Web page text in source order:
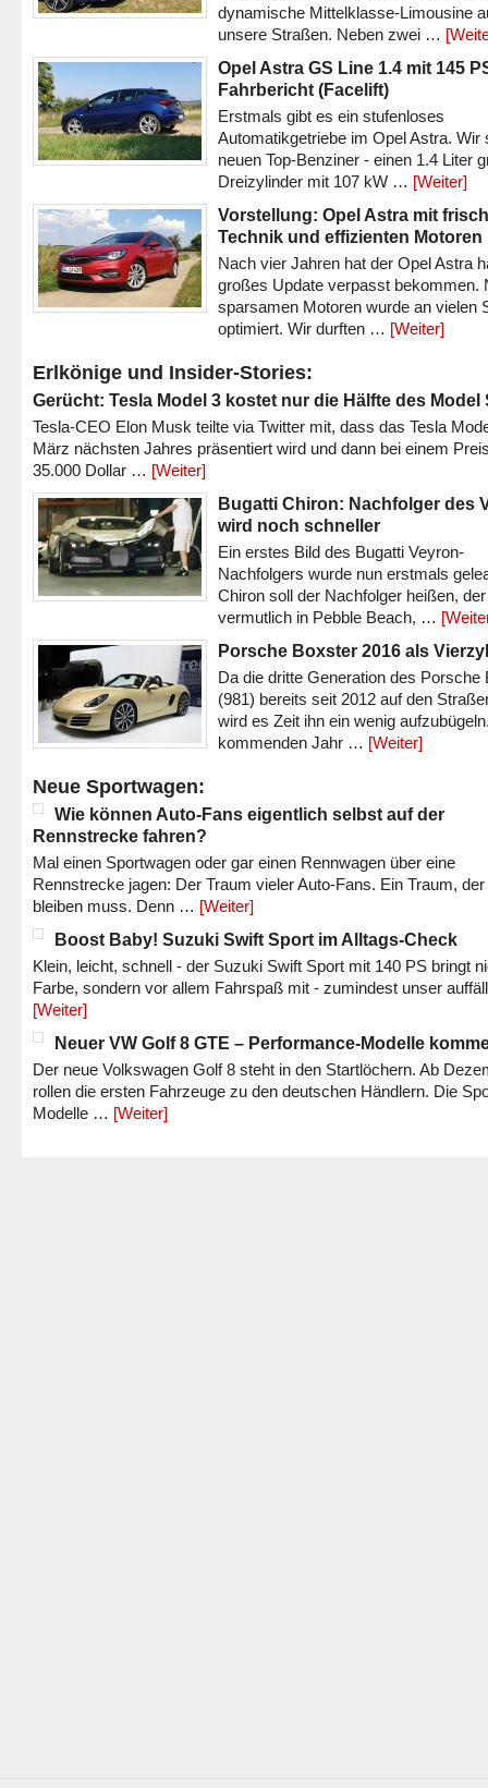
dynamische Mittelklasse-Limousine
unsere Straßen. Neben zwei …
Opel Astra GS Line 1.4 mit 145
Fahrbericht (Facelift)
Erstmals gibt es ein stufenloses
Automatikgetriebe im Opel Astra. Wir
neuen Top-Benziner - einen 1.4 Liter
Dreizylinder mit 107 kW … [Weiter]
Vorstellung: Opel Astra mit
Technik und effizienten Motoren
Nach vier Jahren hat der Opel Astra
großes Update verpasst bekommen.
sparsamen Motoren wurde an vielen
optimiert. Wir durften … [Weiter]
Erlkönige und Insider-Stories:
Gerücht: Tesla Model 3 kostet nur die Hälfte des Model
Tesla-CEO Elon Musk teilte via Twitter mit, dass das Tesla
März nächsten Jahres präsentiert wird und dann bei einem
35.000 Dollar … [Weiter]
Bugatti Chiron: Nachfolger des
wird noch schneller
Ein erstes Bild des Bugatti Veyron-
Nachfolgers wurde nun erstmals
Chiron soll der Nachfolger heißen, der
vermutlich in Pebble Beach, …
Porsche Boxster 2016 als
Da die dritte Generation des Porsche
(981) bereits seit 2012 auf den
wird es Zeit ihn ein wenig
kommenden Jahr … [Weiter]
Neue Sportwagen:
Wie können Auto-Fans eigentlich selbst auf der
Rennstrecke fahren?
Mal einen Sportwagen oder gar einen Rennwagen über eine
Rennstrecke jagen: Der Traum vieler Auto-Fans. Ein Traum,
bleiben muss. Denn … [Weiter]
Boost Baby! Suzuki Swift Sport im Alltags-Check
Klein, leicht, schnell - der Suzuki Swift Sport mit 140 PS bringt
Farbe, sondern vor allem Fahrspaß mit - zumindest unser
[Weiter]
Neuer VW Golf 8 GTE – Performance-Modelle
Der neue Volkswagen Golf 8 steht in den Startlöchern. Ab
rollen die ersten Fahrzeuge zu den deutschen Händlern. Die
Modelle … [Weiter]